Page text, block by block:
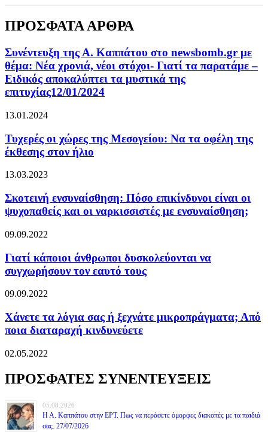
ΠΡΟΣΦΑΤΑ ΑΡΘΡΑ
Συνέντευξη της Α. Καππάτου στο newsbomb.gr με
θέμα: Νέα χρονιά, νέοι στόχοι- Γιατί τα παρατάμε –
Ειδικός αποκαλύπτει τα μυστικά της
επιτυχίας12/01/2024
13.01.2024
Τυχερές οι χώρες της Μεσογείου: Να τα οφέλη της
έκθεσης στον ήλιο
13.03.2023
Σκοτεινή ενσυναίσθηση: Πόσο επικίνδυνοι είναι οι
ψυχοπαθείς και οι ναρκισσιστές με ενσυναίσθηση;
09.09.2022
Γιατί κάποιοι άνθρωποι δυσκολεύονται να
συγχωρήσουν τον εαυτό τους
09.09.2022
Χάνετε τα λόγια σας ή ξεχνάτε μικροπράγματα; Από
ποια διαταραχή κινδυνεύετε
02.05.2022
ΠΡΟΣΦΑΤΕΣ ΣΥΝΕΝΤΕΥΞΕΙΣ
05.08.2026
Η Α. Καππάτου στην ΕΡΤ. Πως να περάσετε όμορφες διακοπές με τα παιδιά
σας. 27/07/2026